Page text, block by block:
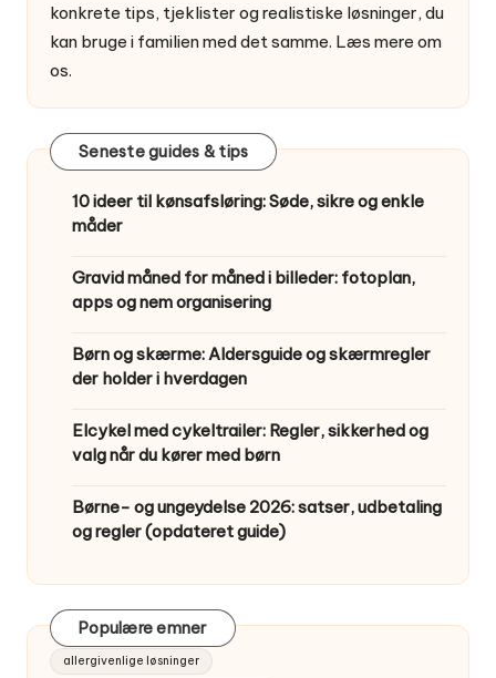
konkrete tips, tjeklister og realistiske løsninger, du
kan bruge i familien med det samme. Læs mere om
os.
Seneste guides & tips
10 ideer til kønsafsløring: Søde, sikre og enkle
måder
Gravid måned for måned i billeder: fotoplan,
apps og nem organisering
Børn og skærme: Aldersguide og skærmregler
der holder i hverdagen
Elcykel med cykeltrailer: Regler, sikkerhed og
valg når du kører med børn
Børne- og ungeydelse 2026: satser, udbetaling
og regler (opdateret guide)
Populære emner
allergivenlige løsninger